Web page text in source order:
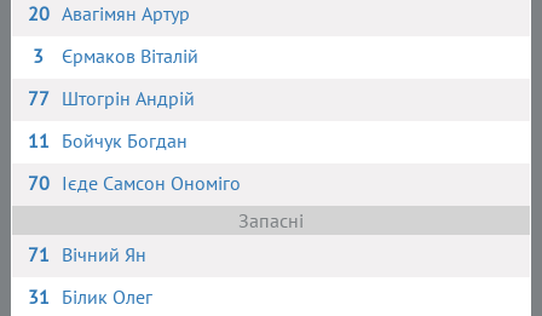
20 Авагімян Артур
3
Єрмаков Віталій
77 Штогрін Андрій
11 Бойчук Богдан
70 Ієде Самсон Ономіго
Запасні
71 Вічний Ян
31 Білик Олег